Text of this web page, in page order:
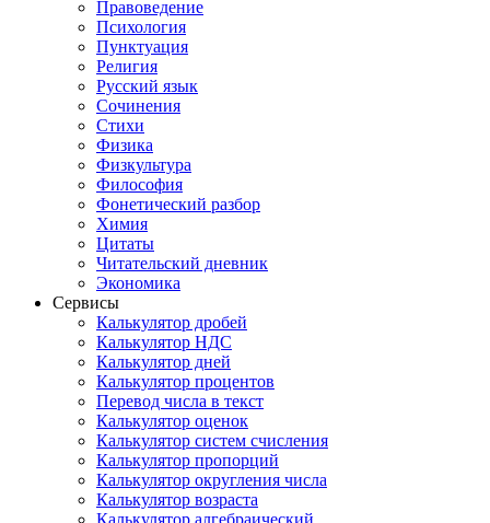
Правоведение
Психология
Пунктуация
Религия
Русский язык
Сочинения
Стихи
Физика
Физкультура
Философия
Фонетический разбор
Химия
Цитаты
Читательский дневник
Экономика
Сервисы
Калькулятор дробей
Калькулятор НДС
Калькулятор дней
Калькулятор процентов
Перевод числа в текст
Калькулятор оценок
Калькулятор систем счисления
Калькулятор пропорций
Калькулятор округления числа
Калькулятор возраста
Калькулятор алгебраический